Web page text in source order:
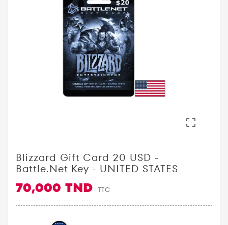

Blizzard Gift Card 20 USD -
Battle.net Key - UNITED STATES
70,000 TND TTC